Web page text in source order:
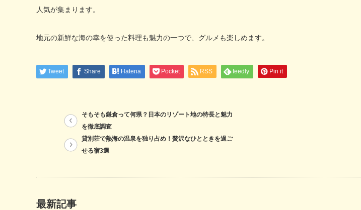
人気が集まります。
地元の新鮮な海の幸を使った料理も魅力の一つで、グルメも楽しめます。
Tweet Share Hatena Pocket RSS feedly Pin it
そもそも鎌倉って何県？日本のリゾート地の特長と魅力
を徹底調査
貸別荘で熱海の温泉を独り占め！贅沢なひとときを過ご
せる宿3選
最新記事